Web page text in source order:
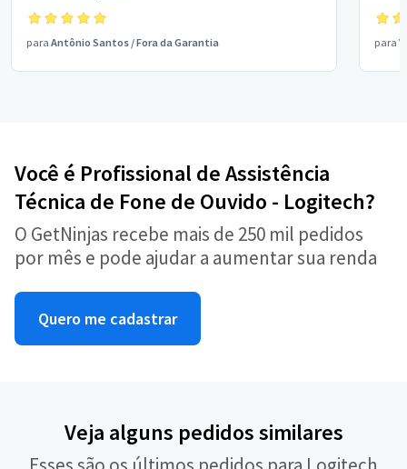
para Antônio Santos /Fora da Garantia para
Você é Profissional de Assistência
Técnica de Fone de Ouvido - Logitech?
O GetNinjas recebe mais de 250 mil pedidos
por mês e pode ajudar a aumentar sua renda
Quero me cadastrar
Veja alguns pedidos similares